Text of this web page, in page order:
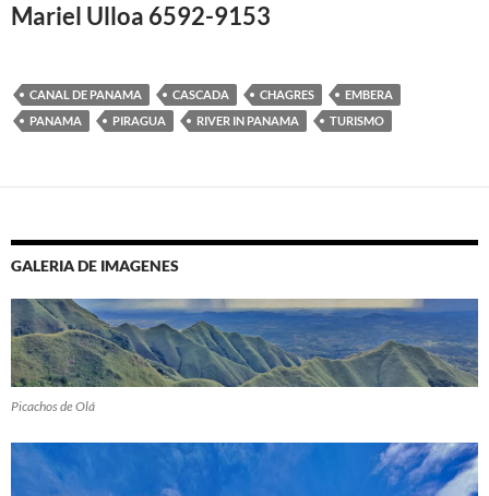
Mariel Ulloa 6592-9153
CANAL DE PANAMA CASCADA CHAGRES
EMBERA
PANAMA
PIRAGUA RIVER IN PANAMA TURISMO
GALERIA DE IMAGENES
Picachos de Olá